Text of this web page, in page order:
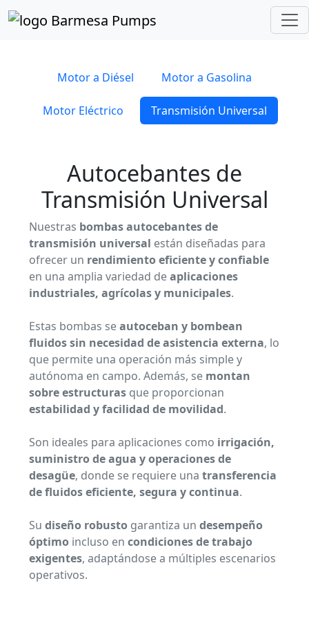
Inicio Catálogo de Productos
Motor a Diésel Motor a Gasolina
Motor Eléctrico Transmisión Universal
Autocebantes de
Transmisión Universal
Nuestras bombas autocebantes de
transmisión universal están diseñadas para
ofrecer un rendimiento eficiente y confiable
en una amplia variedad deaplicaciones
industriales, agrícolas y municipales.
Estas bombas seautoceban y bombean
fluidos sin necesidad de asistencia externa, lo
que permite una operación más simple y
autónoma en campo. Además, se montan
sobre estructurasque proporcionan
estabilidad y facilidad de movilidad.
Son ideales para aplicaciones como irrigación,
suministro de agua y operaciones de
desagüe, donde se requiere una transferencia
de fluidos eficiente, segura y continua.
Su diseño robustogarantiza un desempeño
óptimoincluso en condiciones de trabajo
exigentes, adaptándose a múltiples escenarios
operativos.